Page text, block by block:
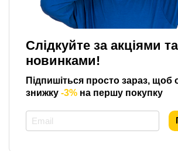
Слідкуйте за акціями та
новинками!
Підпишіться просто зараз, щоб
знижку -3% на першу покупку